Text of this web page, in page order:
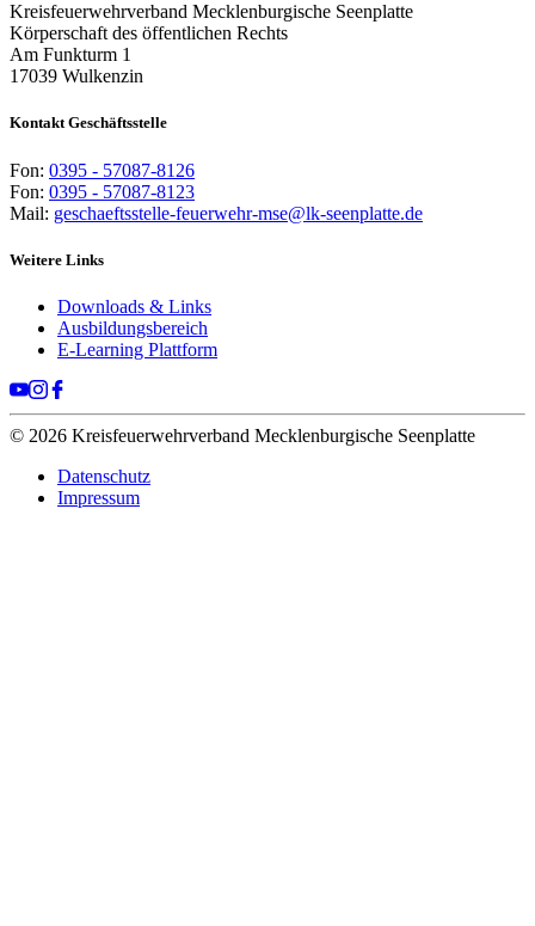
Kreisfeuerwehrverband Mecklenburgische Seenplatte
Körperschaft des öffentlichen Rechts
Am Funkturm 1
17039 Wulkenzin
Kontakt Geschäftsstelle
Fon: 0395 - 57087-8126
Fon: 0395 - 57087-8123
Mail: geschaeftsstelle-feuerwehr-mse@lk-seenplatte.de
Weitere Links
Downloads & Links
Ausbildungsbereich
E-Learning Plattform
© 2026 Kreisfeuerwehrverband Mecklenburgische Seenplatte
Datenschutz
Impressum